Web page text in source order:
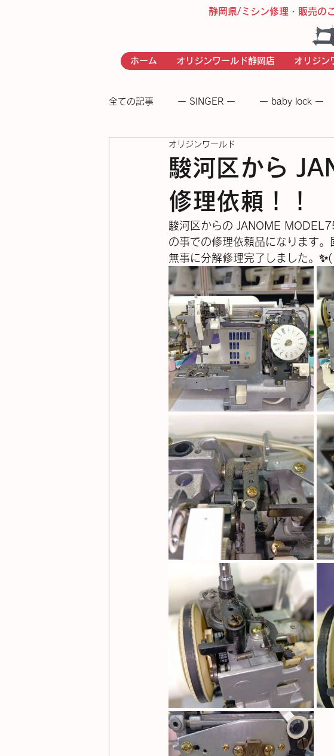
静岡県/ミシン修理・販売の
ホーム オリジンワールド静岡店 オリジン
全ての記事 ー SINGER ー ー baby lock ー
- RICCAR - − 足踏みミシン −
駿河区から
修理依頼！！
オリジンワールド
駿河区からの JANOME
の事での修理依頼品になります
無事に分解修理完了しました。✨(⁠